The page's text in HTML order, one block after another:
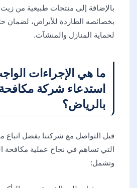
بالإضافة إلى منتجات طبيعية من
بخصائصه الطاردة للأبراص، لضمان
لحماية المنازل والمنشآت.
ما هي الإجراءات
استدعاء شركة
بالرياض؟
قبل التواصل مع شركتنا يفضل
التي تساهم في نجاح عملية مكافحة
وتشمل: